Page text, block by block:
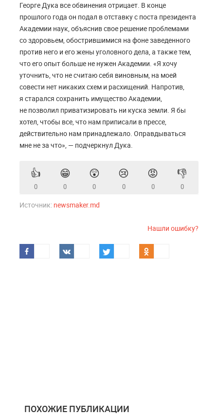
Георге Дука все обвинения отрицает. В конце
прошлого года он подал в отставку с поста президента
Академии наук, объяснив свое решение проблемами
со здоровьем, обострившимися на фоне заведенного
против него и его жены уголовного дела, а также тем,
что его опыт больше не нужен Академии. «Я хочу
уточнить, что не считаю себя виновным, на моей
совести нет никаких схем и расхищений. Напротив,
я старался сохранить имущество Академии,
не позволил приватизировать ни куска земли. Я бы
хотел, чтобы все, что нам приписали в прессе,
действительно нам принадлежало. Оправдываться
мне не за что», — подчеркнул Дука.
👍
0
😁
0
😲
0
😢
0
😡
0
👎
0
Источник: newsmaker.md
Нашли ошибку?
ПОХОЖИЕ ПУБЛИКАЦИИ